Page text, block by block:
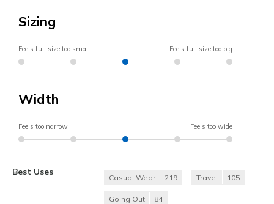
Sizing
Feels full size too small Feels full size too big
Width
Feels too narrow Feels too wide
Best Uses
Casual Wear 219 Travel 105
Going Out 84